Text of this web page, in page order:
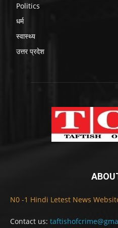
Politics
धर्म
स्वास्थ्य
उत्तर प्रदेश
N0 -1 Hindi Letest News
Contact us: